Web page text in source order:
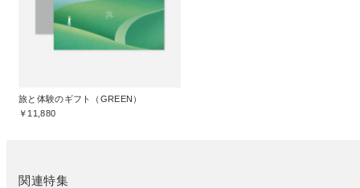
旅と体験のギフト（GREEN）
￥11,880
関連特集